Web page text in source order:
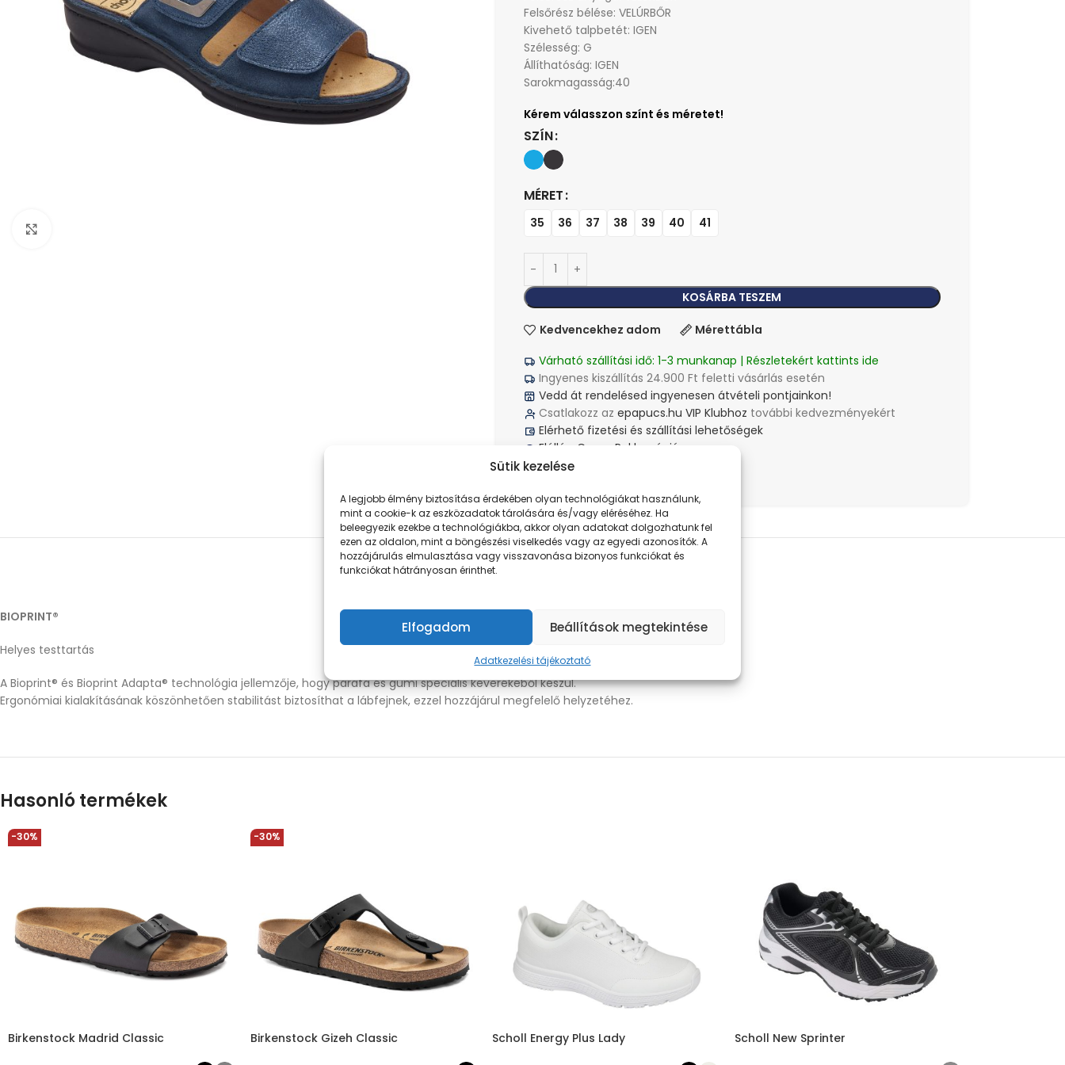
Sütik kezelése
A legjobb élmény biztosítása érdekében olyan technológiákat használunk,
mint a cookie-k az eszközadatok tárolására és/vagy eléréséhez. Ha
beleegyezik ezekbe a technológiákba, akkor olyan adatokat dolgozhatunk fel
ezen az oldalon, mint a böngészési viselkedés vagy az egyedi azonosítók. A
hozzájárulás elmulasztása vagy visszavonása bizonyos funkciókat és
funkciókat hátrányosan érinthet.
Elfogadom Beállítások megtekintése
Adatkezelési tájékoztató
Felsőrész bélése: VELÚRBŐR
Kivehető talpbetét: IGEN
Szélesség: G
Állíthatóság: IGEN
Sarokmagasság:40
SZÍN
MÉRET
35 36 37 38 39 40 41
KOSÁRBA TESZEM
Kedvencekhez adom
Mérettábla
Várható szállítási idő: 1-3 munkanap | Részletekért kattints ide
Ingyenes kiszállítás 24.900 Ft feletti vásárlás esetén
Vedd át rendelésed ingyenesen átvételi pontjainkon!
Csatlakozz az epapucs.hu VIP Klubhoz további kedvezményekért
Elérhető fizetési és szállítási lehetőségek
Elállás, Csere, Reklamáció
TECHNOLÓGIAVÉLEMÉNYEK
BIOPRINT®
Helyes testtartás
A Bioprint® és Bioprint Adapta® technológia jellemzője, hogy parafa és gumi speciális keverékéből készül.
Ergonómiai kialakításának köszönhetően stabilitást biztosíthat a lábfejnek, ezzel hozzájárul megfelelő helyzetéhez.
Hasonló termékek
-30%
Birkenstock Madrid Classic
-30%
Birkenstock Gizeh Classic Scholl Energy Plus Lady Scholl New Sprinter